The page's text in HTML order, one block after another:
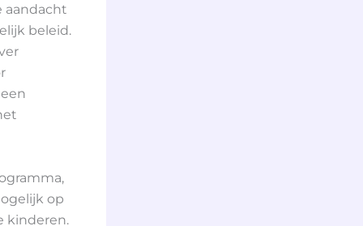
aandacht
beleid.
op
kinderen.